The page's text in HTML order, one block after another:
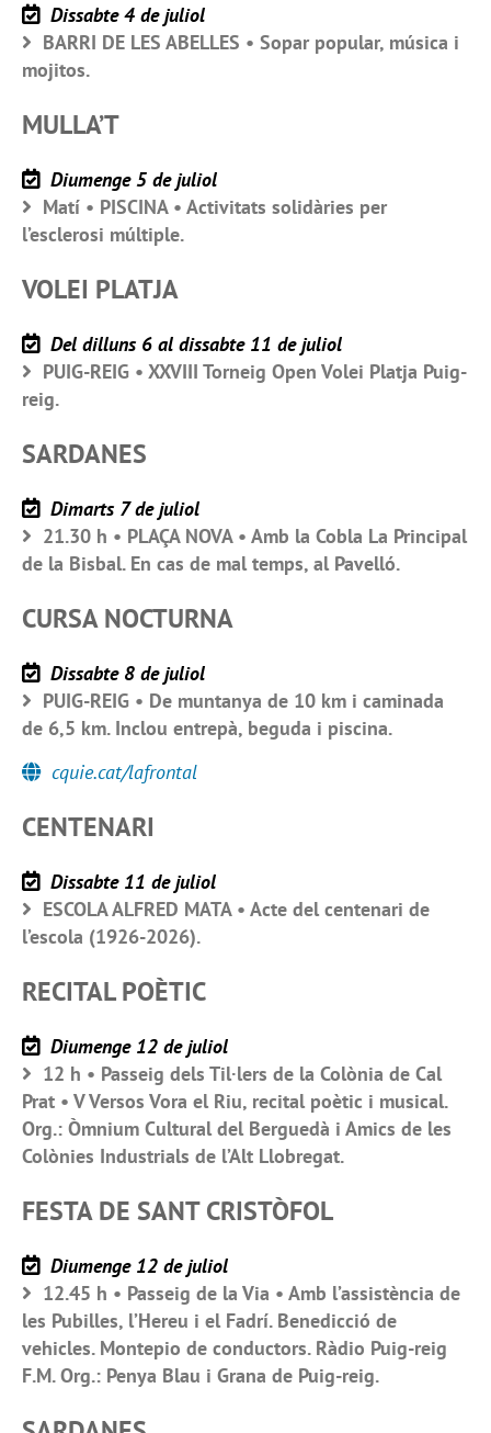
Dissabte 4 de juliol
BARRI DE LES ABELLES • Sopar popular, música i
mojitos.
MULLA’T
Diumenge 5 de juliol
Matí • PISCINA • Activitats solidàries per
l’esclerosi múltiple.
VOLEI PLATJA
Del dilluns 6 al dissabte 11 de juliol
PUIG-REIG • XXVIII Torneig Open Volei Platja Puig-
reig.
SARDANES
Dimarts 7 de juliol
21.30 h • PLAÇA NOVA • Amb la Cobla La Principal
de la Bisbal. En cas de mal temps, al Pavelló.
CURSA NOCTURNA
Dissabte 8 de juliol
PUIG-REIG • De muntanya de 10 km i caminada
de 6,5 km. Inclou entrepà, beguda i piscina.
cquie.cat/lafrontal
CENTENARI
Dissabte 11 de juliol
ESCOLA ALFRED MATA • Acte del centenari de
l’escola (1926-2026).
RECITAL POÈTIC
Diumenge 12 de juliol
12 h • Passeig dels Til·lers de la Colònia de Cal
Prat • V Versos Vora el Riu, recital poètic i musical.
Org.: Òmnium Cultural del Berguedà i Amics de les
Colònies Industrials de l’Alt Llobregat.
FESTA DE SANT CRISTÒFOL
Diumenge 12 de juliol
12.45 h • Passeig de la Via • Amb l’assistència de
les Pubilles, l’Hereu i el Fadrí. Benedicció de
vehicles. Montepio de conductors. Ràdio Puig-reig
F.M. Org.: Penya Blau i Grana de Puig-reig.